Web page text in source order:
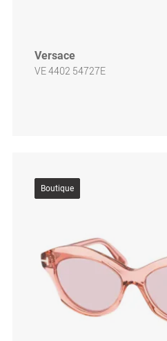
Versace
VE 4402 54727E
Boutique